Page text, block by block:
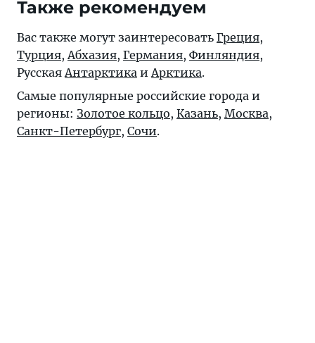
Также рекомендуем
Вас также могут заинтересовать Греция,
Турция, Абхазия, Германия, Финляндия,
Русская Антарктика и Арктика.
Самые популярные российские города и
регионы: Золотое кольцо, Казань, Москва,
Санкт-Петербург, Сочи.